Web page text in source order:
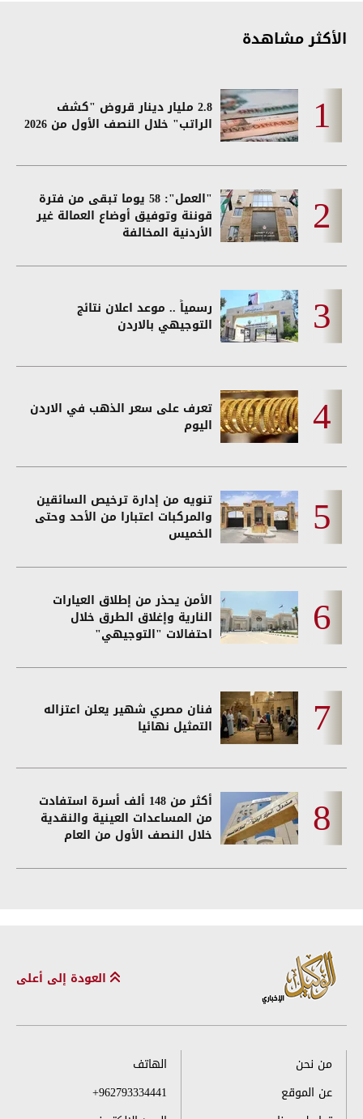
الأكثر مشاهدة
2.8 مليار دينار قروض "كشف
الراتب" خلال النصف الأول من 2026
"العمل": 58 يوما تبقى من فترة
قوننة وتوفيق أوضاع العمالة غير
الأردنية المخالفة
رسمياً .. موعد اعلان نتائج
التوجيهي بالاردن
تعرف على سعر الذهب في الاردن
اليوم
تنويه من إدارة ترخيص السائقين
والمركبات اعتبارا من الأحد وحتى
الخميس
الأمن يحذر من إطلاق العيارات
النارية وإغلاق الطرق خلال
احتفالات "التوجيهي"
فنان مصري شهير يعلن اعتزاله
التمثيل نهائيا
أكثر من 148 ألف أسرة استفادت
من المساعدات العينية والنقدية
خلال النصف الأول من العام
العودة إلى أعلى
من نحن
عن الموقع
الهاتف
+962793334441